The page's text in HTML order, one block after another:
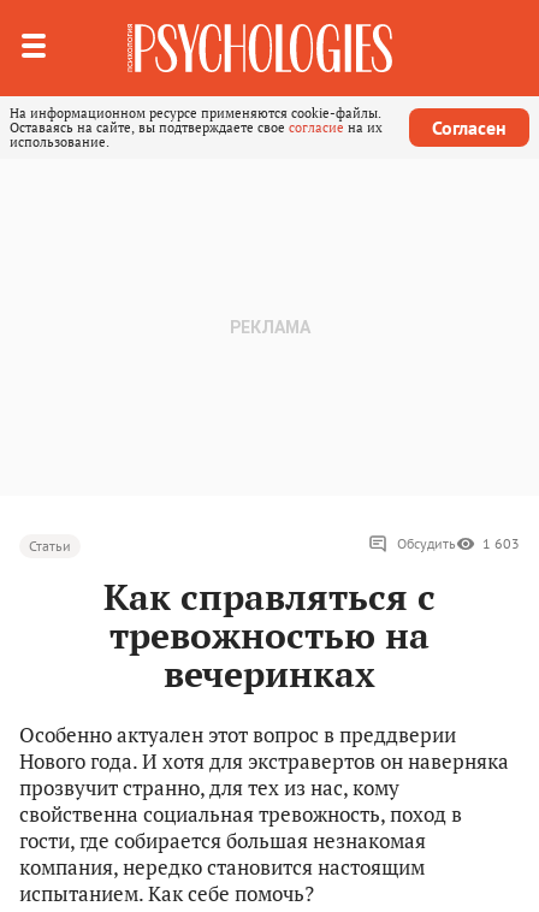
На информационном ресурсе применяются cookie-файлы.
Оставаясь на сайте, вы подтверждаете свое согласие на их
использование.
Согласен
Статьи Обсудить 1 603
Как справляться с
тревожностью на
вечеринках
Особенно актуален этот вопрос в преддверии
Нового года. И хотя для экстравертов он наверняка
прозвучит странно, для тех из нас, кому
свойственна социальная тревожность, поход в
гости, где собирается большая незнакомая
компания, нередко становится настоящим
испытанием. Как себе помочь?